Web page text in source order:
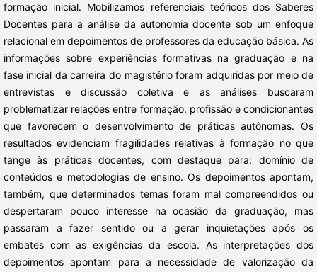
formação inicial. Mobilizamos referenciais teóricos dos Saberes
Docentes para a análise da autonomia docente sob um enfoque
relacional em depoimentos de professores da educação básica. As
informações sobre experiências formativas na graduação e na
fase inicial da carreira do magistério foram adquiridas por meio de
entrevistas e discussão coletiva e as análises buscaram
problematizar relações entre formação, profissão e condicionantes
que favorecem o desenvolvimento de práticas autônomas. Os
resultados evidenciam fragilidades relativas à formação no que
tange às práticas docentes, com destaque para: domínio de
conteúdos e metodologias de ensino. Os depoimentos apontam,
também, que determinados temas foram mal compreendidos ou
despertaram pouco interesse na ocasião da graduação, mas
passaram a fazer sentido ou a gerar inquietações após os
embates com as exigências da escola. As interpretações dos
depoimentos apontam para a necessidade de valorização da